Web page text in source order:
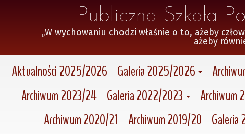
Publiczna Szkoła
„W wychowaniu chodzi właśnie o to, ażeby
ażeby
Aktualności 2025/2026 Galeria 2025/2026
Archiwum 2023/24 Galeria 2022/2023 Archiwum
Archiwum 2020/21
Archiwum 2019/20